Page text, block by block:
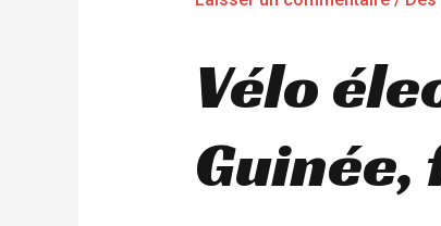
Vélo
Guinée,